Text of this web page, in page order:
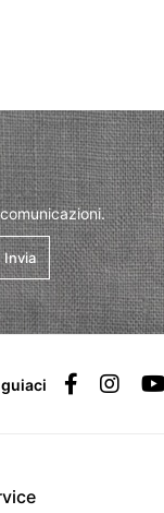
Invia
guiaci